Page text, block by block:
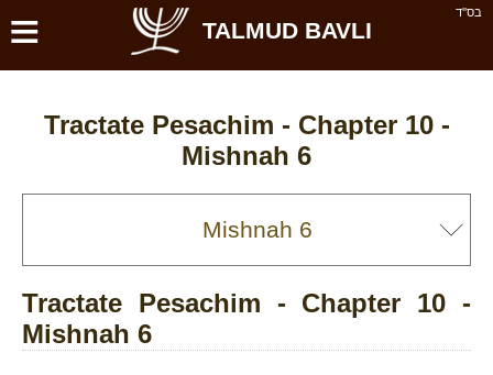
בס''ד ≡ TALMUD BAVLI
Tractate Pesachim - Chapter 10 -
Mishnah 6
Tractate Pesachim - Chapter 10 -
Mishnah 6